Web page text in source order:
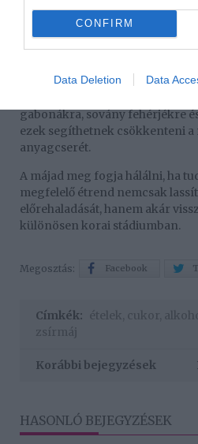
CONFIRM
Data Deletion Data
Összegzés:
Kerüld: alkohol, hozzáadott
szénhidrátok, sült/feldolgozott
gabonákra, sovány fehérjékre
ezek segíthetnek csökkenteni a
anyagcserét.
A májad meg fogja hálálni, ha
megfelelő étrend nemcsak
előrehaladását, hanem akár
különösen korai stádiumban.
Megosztás: Facebook
Címkék: ételek cukor
zsírmáj
Korábbi bejegyzések
HASONLÓ BEJEGYZÉSEK